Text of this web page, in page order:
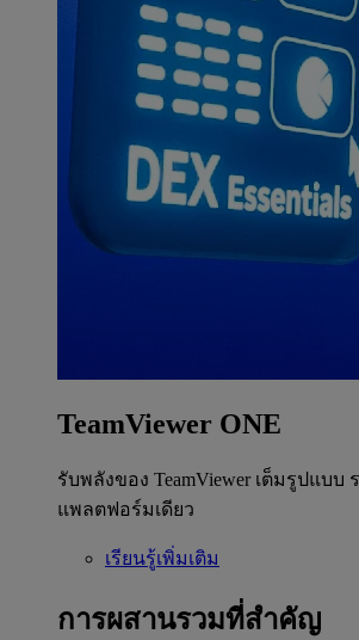
TeamViewer ONE
รับพลังของ TeamViewer เต็มรูปแบบ
แพลตฟอร์มเดียว
เรียนรู้เพิ่มเติม
การผสานรวมที่สำคัญ